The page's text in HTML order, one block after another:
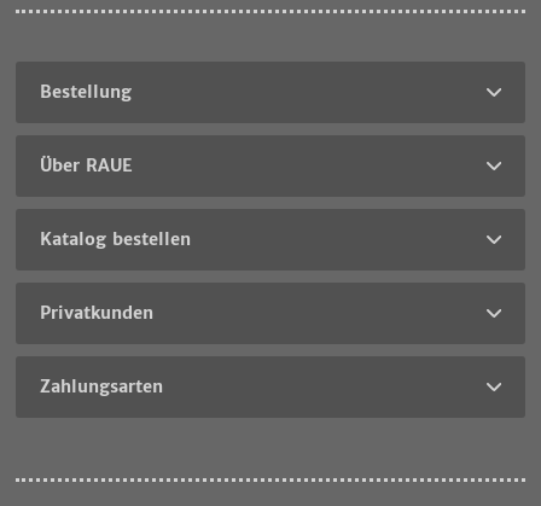
Bestellung
Über RAUE
Katalog bestellen
Privatkunden
Zahlungsarten